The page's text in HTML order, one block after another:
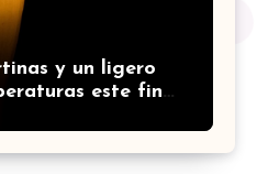
y un ligero
este fin